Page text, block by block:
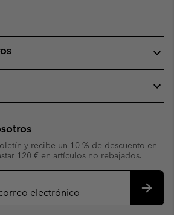
y recibe un 10 % de descuento en
120 € en artículos no rebajados.